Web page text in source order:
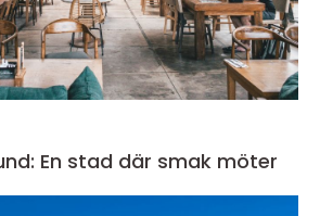
En stad där smak möter